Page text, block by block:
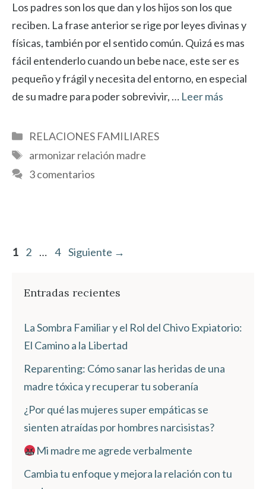
Los padres son los que dan y los hijos son los que
reciben. La frase anterior se rige por leyes divinas y
físicas, también por el sentido común. Quizá es mas
fácil entenderlo cuando un bebe nace, este ser es
pequeño y frágil y necesita del entorno, en especial
de su madre para poder sobrevivir, … Leer más
Categorías
RELACIONES FAMILIARES
Etiquetas
armonizar relación madre
3 comentarios
Página
1 Página
2 … Página
4 Siguiente →
Entradas recientes
La Sombra Familiar y el Rol del Chivo Expiatorio:
El Camino a la Libertad
Reparenting: Cómo sanar las heridas de una
madre tóxica y recuperar tu soberanía
¿Por qué las mujeres super empáticas se
sienten atraídas por hombres narcisistas?
Mi madre me agrede verbalmente
Cambia tu enfoque y mejora la relación con tu